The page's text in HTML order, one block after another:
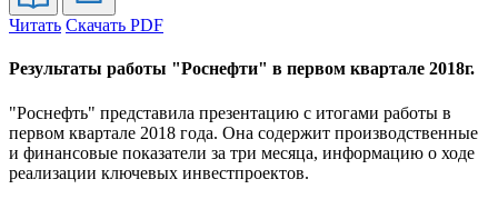
Читать Скачать PDF
Результаты работы "Роснефти" в первом квартале 2018г.
"Роснефть" представила презентацию с итогами работы в
первом квартале 2018 года. Она содержит производственные
и финансовые показатели за три месяца, информацию о ходе
реализации ключевых инвестпроектов.